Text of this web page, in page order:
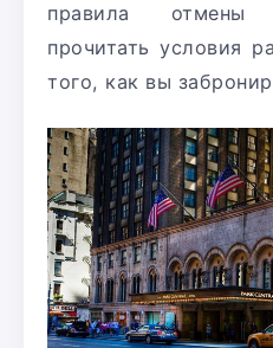
правила
прочитать условия
того, как вы